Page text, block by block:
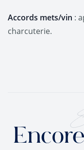
Accords mets/vin :
charcuterie.